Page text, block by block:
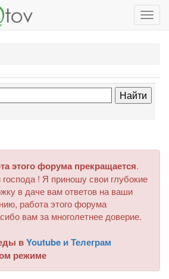
этого форума прекращается.
! Я приношу свои глубокие
в даче вам ответов на ваши
работа этого форума
вам за многолетнее доверие.
вYoutube и Телеграм
режиме